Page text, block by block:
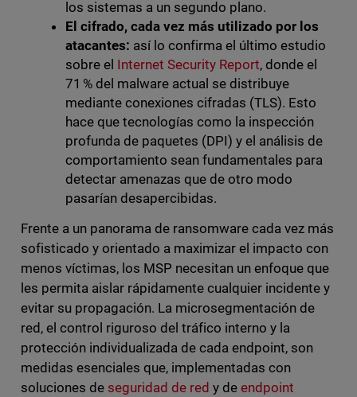
los sistemas a un segundo plano.
El cifrado, cada vez más utilizado por los
atacantes: así lo confirma el último estudio
sobre el Internet Security Report, donde el
71 % del malware actual se distribuye
mediante conexiones cifradas (TLS). Esto
hace que tecnologías como la inspección
profunda de paquetes (DPI) y el análisis de
comportamiento sean fundamentales para
detectar amenazas que de otro modo
pasarían desapercibidas.
Frente a un panorama de ransomware cada vez más
sofisticado y orientado a maximizar el impacto con
menos víctimas, los MSP necesitan un enfoque que
les permita aislar rápidamente cualquier incidente y
evitar su propagación. La microsegmentación de
red, el control riguroso del tráfico interno y la
protección individualizada de cada endpoint, son
medidas esenciales que, implementadas con
soluciones de seguridad de red y deendpoint